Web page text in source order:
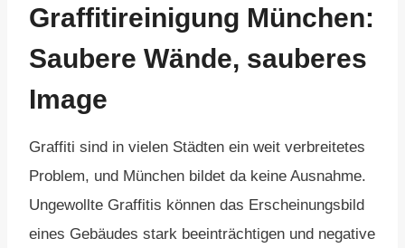
Graffitireinigung München:
Saubere Wände, sauberes
Image
Graffiti sind in vielen Städten ein weit verbreitetes
Problem, und München bildet da keine Ausnahme.
Ungewollte Graffitis können das Erscheinungsbild
eines Gebäudes stark beeinträchtigen und negative